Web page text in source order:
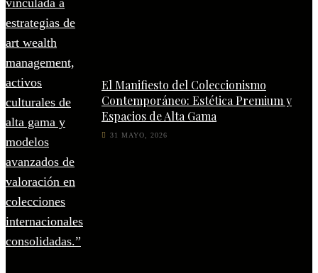
El Manifiesto del Coleccionismo
Contemporáneo: Estética Premium y
Espacios de Alta Gama
31 MAYO, 2026